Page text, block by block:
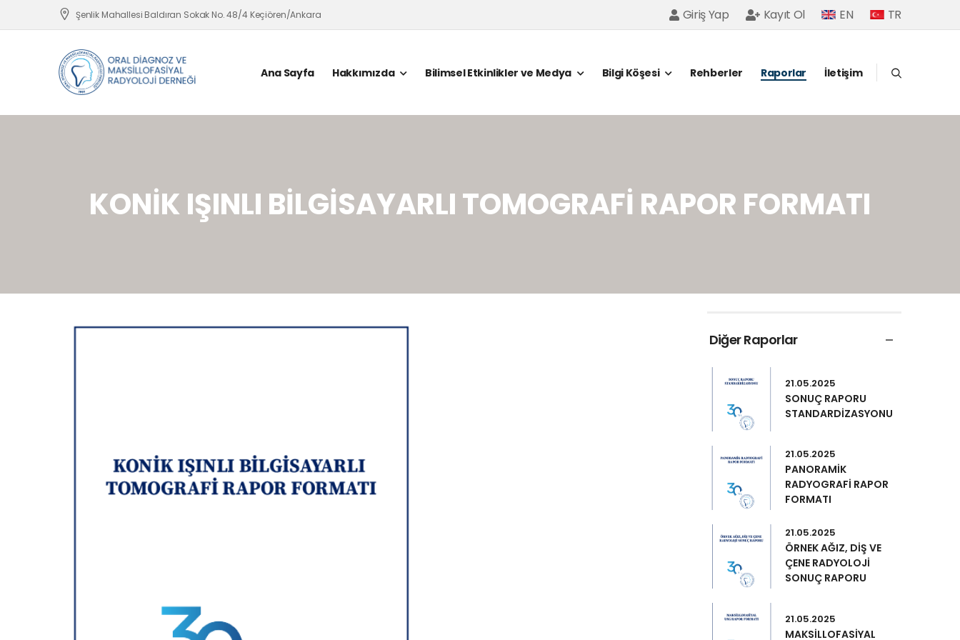
Şenlik Mahallesi Baldıran Sokak No. 48/4 Keçiören/Ankara Giriş Yap Kayıt Ol EN TR
Ana Sayfa Hakkımızda Bilimsel Etkinlikler ve Medya Bilgi Köşesi Rehberler Raporlar İletişim
KONİK IŞINLI BİLGİSAYARLI TOMOGRAFİ RAPOR FORMATI
Diğer Raporlar
21.05.2025
SONUÇ RAPORU
STANDARDİZASYONU
21.05.2025
PANORAMİK
RADYOGRAFİ RAPOR
FORMATI
21.05.2025
ÖRNEK AĞIZ, DİŞ VE
ÇENE RADYOLOJİ
SONUÇ RAPORU
21.05.2025
MAKSİLLOFASİYAL